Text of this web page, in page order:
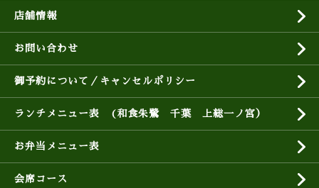
店舗情報
お問い合わせ
御予約について／キャンセルポリシー
ランチメニュー表 (和食朱鷺 千葉 上総一ノ宮）
お弁当メニュー表
会席コース